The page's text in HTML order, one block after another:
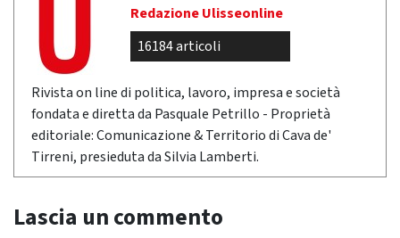
Redazione Ulisseonline
16184 articoli
Rivista on line di politica, lavoro, impresa e società
fondata e diretta da Pasquale Petrillo - Proprietà
editoriale: Comunicazione & Territorio di Cava de'
Tirreni, presieduta da Silvia Lamberti.
Lascia un commento